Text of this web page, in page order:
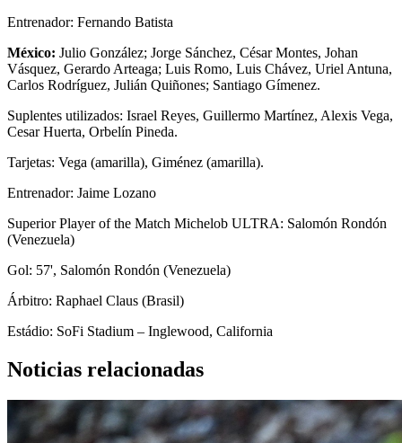
Entrenador: Fernando Batista
México: Julio González; Jorge Sánchez, César Montes, Johan
Vásquez, Gerardo Arteaga; Luis Romo, Luis Chávez, Uriel Antuna,
Carlos Rodríguez, Julián Quiñones; Santiago Gímenez.
Suplentes utilizados: Israel Reyes, Guillermo Martínez, Alexis Vega,
Cesar Huerta, Orbelín Pineda.
Tarjetas: Vega (amarilla), Giménez (amarilla).
Entrenador: Jaime Lozano
Superior Player of the Match Michelob ULTRA: Salomón Rondón
(Venezuela)
Gol: 57', Salomón Rondón (Venezuela)
Árbitro: Raphael Claus (Brasil)
Estádio: SoFi Stadium – Inglewood, California
Noticias relacionadas